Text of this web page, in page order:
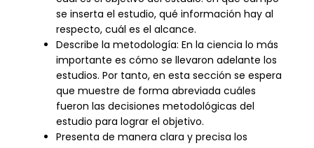
se inserta el estudio, qué información hay al
respecto, cuál es el alcance.
Describe la metodología: En la ciencia lo más
importante es cómo se llevaron adelante los
estudios. Por tanto, en esta sección se espera
que muestre de forma abreviada cuáles
fueron las decisiones metodológicas del
estudio para lograr el objetivo.
Presenta de manera clara y precisa los